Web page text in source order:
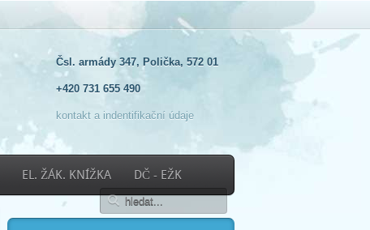
Čsl. armády 347, Polička, 572 01
+420 731 655 490
kontakt a indentifikační údaje
EL. ŽÁK. KNÍŽKA DČ - EŽK